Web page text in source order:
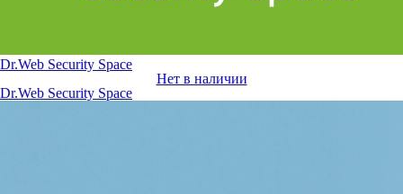
Dr.Web Security Space
Нет в наличии
Dr.Web Security Space